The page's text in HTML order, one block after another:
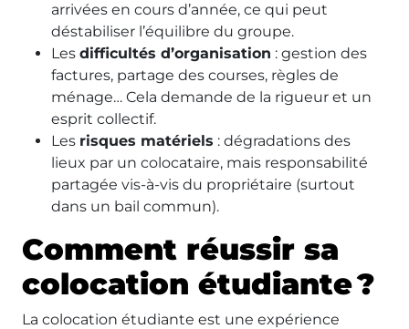
arrivées en cours d’année, ce qui peut
déstabiliser l’équilibre du groupe.
Les difficultés d’organisation : gestion des
factures, partage des courses, règles de
ménage… Cela demande de la rigueur et un
esprit collectif.
Les risques matériels : dégradations des
lieux par un colocataire, mais responsabilité
partagée vis-à-vis du propriétaire (surtout
dans un bail commun).
Comment réussir sa
colocation étudiante ?
La colocation étudiante est une expérience